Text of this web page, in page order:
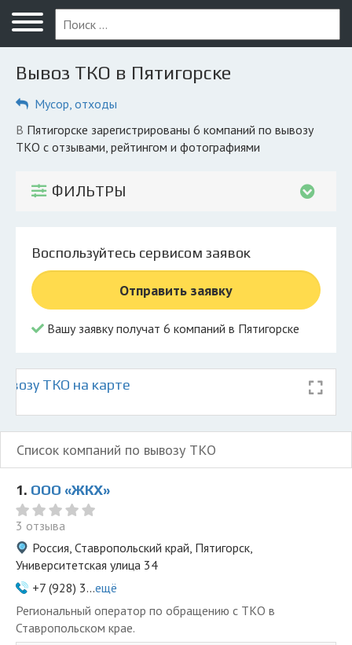
Меню
Главная
Вопрос юристу
Пятигорск
ПОЛЬЗОВАТЕЛЯМ
Экоблог
Личный кабинет
© 2026 Все права защищены
Вывоз ТКО в Пятигорске
Мусор, отходы
в Пятигорске зарегистрированы 6 компаний по вывозу
ТКО с отзывами, рейтингом и фотографиями
ФИЛЬТРЫ
Воспользуйтесь сервисом заявок
Отправить заявку
Вашу заявку получат 6 компаний в Пятигорске
ТКО на карте
Список компаний по вывозу ТКО
1. ООО «ЖКХ»
3 отзыва
Россия, Ставропольский край, Пятигорск,
Университетская улица 34
+7 (928) 3...ещё
Региональный оператор по обращению с ТКО в
Ставропольском крае.